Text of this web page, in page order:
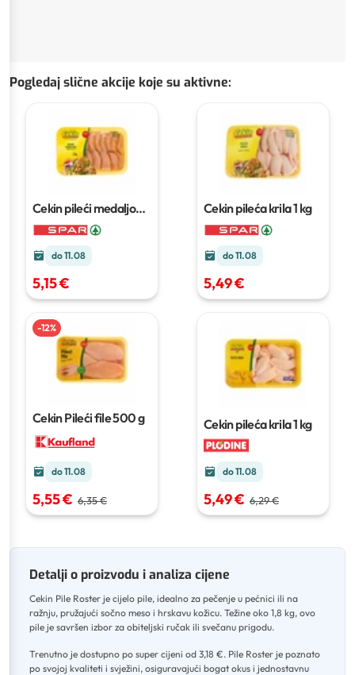
Pogledaj slične akcije koje su aktivne:
Cekin pileći medaljoni
400 g
do 11.08
5,15 €
Cekin pileća krila1 kg
do 11.08
5,49 €
-12%
Cekin Pileći file500 g
do 11.08
5,55 € 6,35 €
Cekin pileća krila1 kg
do 11.08
5,49 € 6,29 €
Detalji o proizvodu i analiza cijene
Cekin Pile Roster je cijelo pile, idealno za pečenje u pećnici ili na
ražnju, pružajući sočno meso i hrskavu kožicu. Težine oko 1,8 kg, ovo
pile je savršen izbor za obiteljski ručak ili svečanu prigodu.
Trenutno je dostupno po super cijeni od 3,18 €. Pile Roster je poznato
po svojoj kvaliteti i svježini, osiguravajući bogat okus i jednostavnu